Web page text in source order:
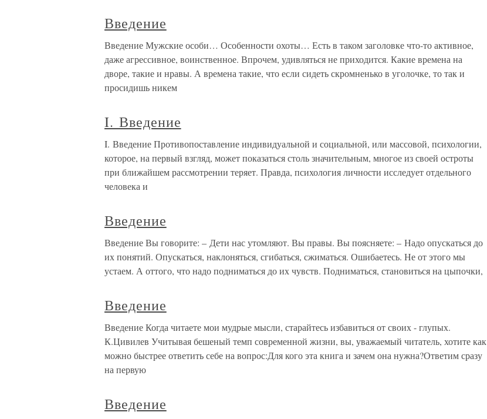
Введение
Введение Мужские особи… Особенности охоты… Есть в таком заголовке что-то активное,
даже агрессивное, воинственное. Впрочем, удивляться не приходится. Какие времена на
дворе, такие и нравы. А времена такие, что если сидеть скромненько в уголочке, то так и
просидишь никем
I. Введение
I. Введение Противопоставление индивидуальной и социальной, или массовой, психологии,
которое, на первый взгляд, может показаться столь значительным, многое из своей остроты
при ближайшем рассмотрении теряет. Правда, психология личности исследует отдельного
человека и
Введение
Введение Вы говорите: – Дети нас утомляют. Вы правы. Вы поясняете: – Надо опускаться до
их понятий. Опускаться, наклоняться, сгибаться, сжиматься. Ошибаетесь. Не от этого мы
устаем. А оттого, что надо подниматься до их чувств. Подниматься, становиться на цыпочки,
Введение
Введение Когда читаете мои мудрые мысли, старайтесь избавиться от своих - глупых.
К.Цивилев Учитывая бешеный темп современной жизни, вы, уважаемый читатель, хотите как
можно быстрее ответить себе на вопрос:Для кого эта книга и зачем она нужна?Ответим сразу
на первую
Введение